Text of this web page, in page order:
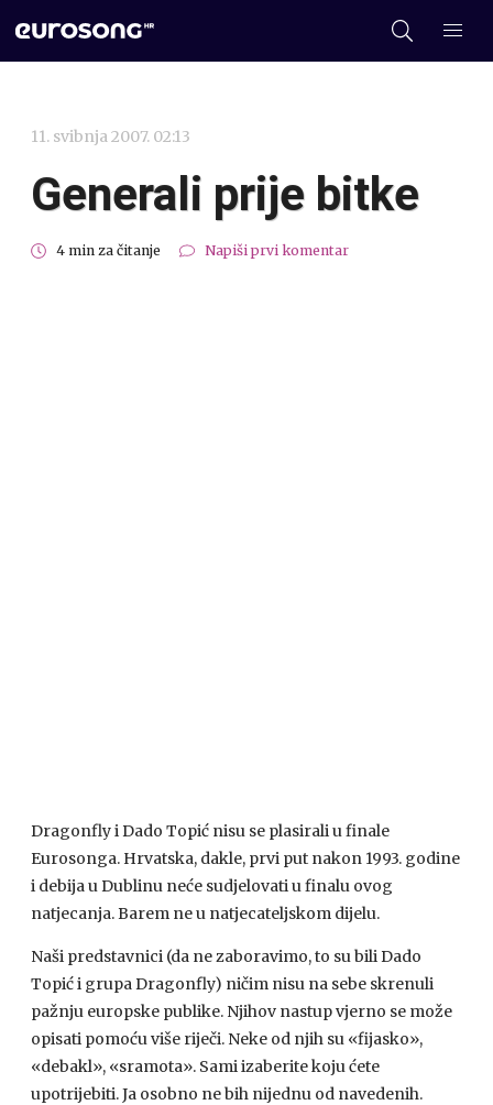
11. svibnja 2007. 02:13
Generali prije bitke
4 min za čitanje Napiši prvi komentar
Dragonfly i Dado Topić nisu se plasirali u finale
Eurosonga. Hrvatska, dakle, prvi put nakon 1993. godine
i debija u Dublinu neće sudjelovati u finalu ovog
natjecanja. Barem ne u natjecateljskom dijelu.
Naši predstavnici (da ne zaboravimo, to su bili Dado
Topić i grupa Dragonfly) ničim nisu na sebe skrenuli
pažnju europske publike. Njihov nastup vjerno se može
opisati pomoću više riječi. Neke od njih su «fijasko»,
«debakl», «sramota». Sami izaberite koju ćete
upotrijebiti. Ja osobno ne bih nijednu od navedenih.